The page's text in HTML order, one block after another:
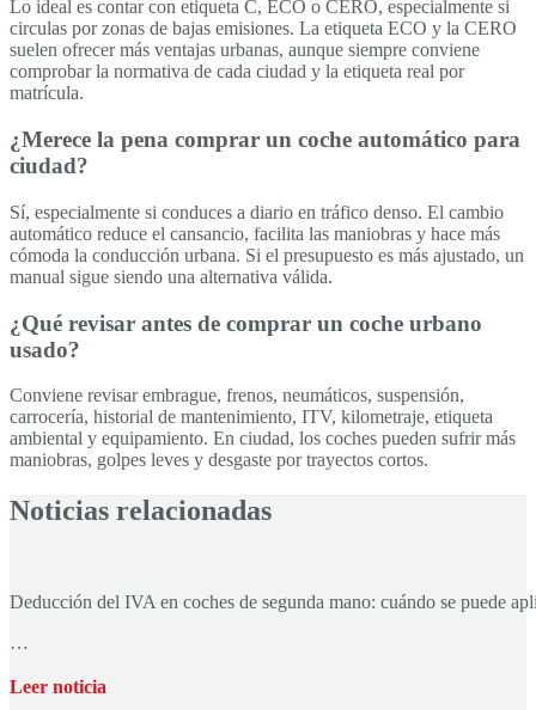
Lo ideal es contar con etiqueta C, ECO o CERO, especialmente si
circulas por zonas de bajas emisiones. La etiqueta ECO y la CERO
suelen ofrecer más ventajas urbanas, aunque siempre conviene
comprobar la normativa de cada ciudad y la etiqueta real por
matrícula.
¿Merece la pena comprar un coche automático para
ciudad?
Sí, especialmente si conduces a diario en tráfico denso. El cambio
automático reduce el cansancio, facilita las maniobras y hace más
cómoda la conducción urbana. Si el presupuesto es más ajustado, un
manual sigue siendo una alternativa válida.
¿Qué revisar antes de comprar un coche urbano
usado?
Conviene revisar embrague, frenos, neumáticos, suspensión,
carrocería, historial de mantenimiento, ITV, kilometraje, etiqueta
ambiental y equipamiento. En ciudad, los coches pueden sufrir más
maniobras, golpes leves y desgaste por trayectos cortos.
Noticias relacionadas
Deducción del IVA en coches de segunda mano: cuándo se puede
…
Leer noticia